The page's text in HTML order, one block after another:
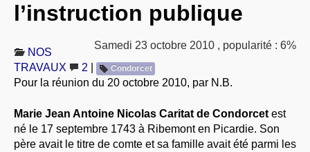
HISTOIRE(s)
À PROPOS
LIBRES OPINIONS
l’instruction publique
Samedi 23 octobre 2010 , popularité : 6%
NOS
TRAVAUX
2 Condorcet
Pour la réunion du 20 octobre 2010, par N.B.
Marie Jean Antoine Nicolas Caritat de Condorcet est
né le 17 septembre 1743 à Ribemont en Picardie. Son
père avait le titre de comte et sa famille avait été parmi les